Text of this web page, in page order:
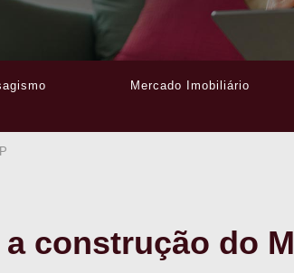
Mercado Imobiliário
construção do